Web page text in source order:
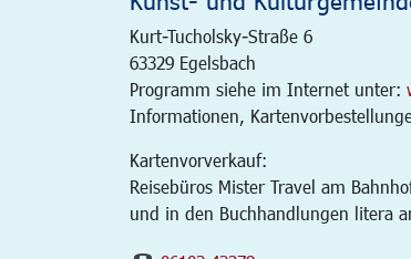
Kurt-Tucholsky-Straße 6
63329 Egelsbach
Programm siehe im Internet unter:
Informationen,
Kartenvorverkauf:
Reisebüros Mister Travel am
und in den Buchhandlungen litera